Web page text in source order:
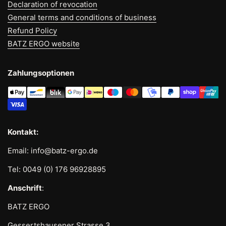
Declaration of revocation
General terms and conditions of business
Refund Policy
BATZ ERGO website
Zahlungsoptionen
Kontakt:
Email: info@batz-ergo.de
Tel: 0049 (0) 176 96928895
Anschrift:
BATZ ERGO